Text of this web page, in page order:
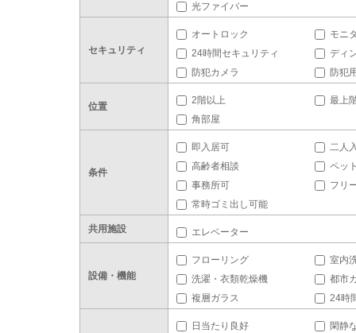
光ファイバー
セキュリティ
オートロック
モニ
24時間セキュリティ
ディ
防犯カメラ
防犯
位置
2階以上
最上
角部屋
条件
即入居可
二人
高齢者相談
ペッ
事務所可
フリ
常時ゴミ出し可能
共用施設 エレベーター
設備・機能
フローリング
室内
洗濯・衣類乾燥機
都市
複層ガラス
24時
日当たり良好
閑静